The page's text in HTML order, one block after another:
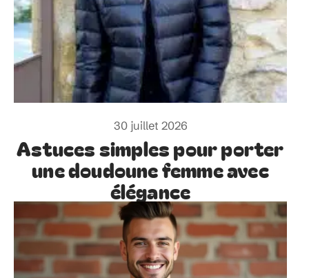
30 juillet 2026
Astuces simples pour porter
une doudoune femme avec
élégance